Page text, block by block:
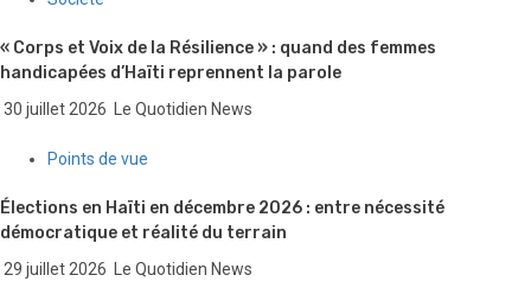
« Corps et Voix de la Résilience » : quand des femmes
handicapées d’Haïti reprennent la parole
30 juillet 2026 Le Quotidien News
Points de vue
Élections en Haïti en décembre 2026 : entre nécessité
démocratique et réalité du terrain
29 juillet 2026 Le Quotidien News